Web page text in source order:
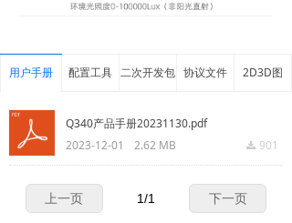
用户手册 配置工具 二次开发包 协议文件 2D3D图
Q340产品手册20231130.pdf
끂 901
2023-12-01 2.62 MB
上一页 下一页
1/1